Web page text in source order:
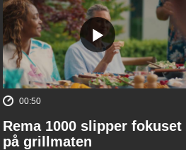
00:50
Rema 1000 slipper fokuset
på grillmaten